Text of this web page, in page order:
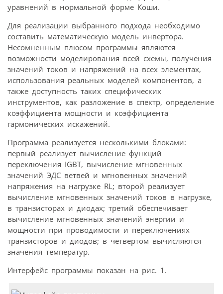
уравнений в нормальной форме Коши.
Для реализации выбранного подхода необходимо
составить математическую модель инвертора.
Несомненным плюсом программы являются
возможности моделирования всей схемы, получения
значений токов и напряжений на всех элементах,
использования реальных моделей компонентов, а
также доступность таких специфических
инструментов, как разложение в спектр, определение
коэффициента мощности и коэффициента
гармонических искажений.
Программа реализуется несколькими блоками:
первый реализует вычисление функций
переключения IGBT, вычисление мгновенных
значений ЭДС ветвей и мгновенных значений
напряжения на нагрузке RL; второй реализует
вычисление мгновенных значений токов в нагрузке,
в транзисторах и диодах; третий обеспечивает
вычисление мгновенных значений энергии и
мощности при проводимости и переключениях
транзисторов и диодов; в четвертом вычисляются
значения температур.
Интерфейс программы показан на рис. 1.